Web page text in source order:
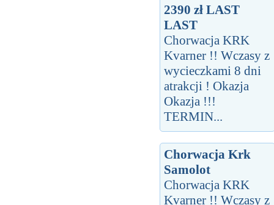
2390 zł LAST
LAST
Chorwacja KRK
Kvarner !! Wczasy z
wycieczkami 8 dni
atrakcji ! Okazja
Okazja !!!
TERMIN...
Chorwacja Krk
Samolot
Chorwacja KRK
Kvarner !! Wczasy z